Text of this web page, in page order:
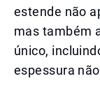
estende não
mas também
único,
espessura